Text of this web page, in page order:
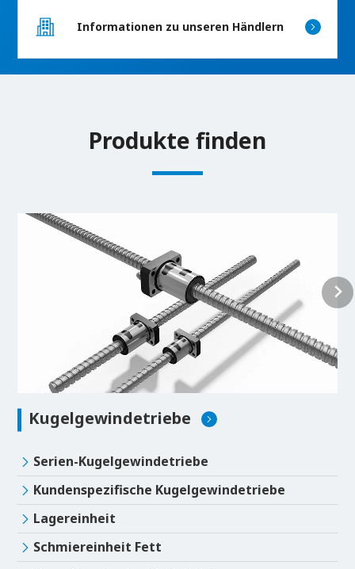
Informationen zu unseren Händlern
Produkte finden
Kugelgewindetriebe
Serien-Kugelgewindetriebe
Kundenspezifische Kugelgewindetriebe
Lagereinheit
Schmiereinheit Fett